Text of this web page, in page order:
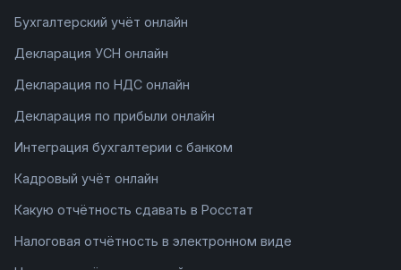
Бухгалтерский учёт онлайн
Декларация УСН онлайн
Декларация по НДС онлайн
Декларация по прибыли онлайн
Интеграция бухгалтерии с банком
Кадровый учёт онлайн
Какую отчётность сдавать в Росстат
Налоговая отчётность в электронном виде